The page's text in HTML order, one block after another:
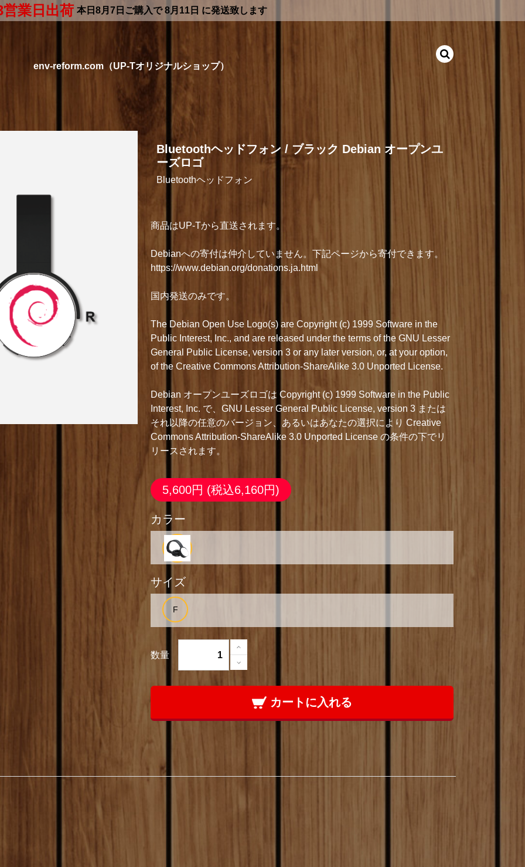
営業日出荷 本日 8月7日 ご購入で8月11日 に発送致します
env-reform.com（UP-Tオリジナルショップ）
Bluetoothヘッドフォン / ブラック Debian オープンユ
ーズロゴ
Bluetoothヘッドフォン
商品はUP-Tから直送されます。
Debianへの寄付は仲介していません。下記ページから寄付できます。
https://www.debian.org/donations.ja.html
国内発送のみです。
The Debian Open Use Logo(s) are Copyright (c) 1999 Software in the
Public Interest, Inc., and are released under the terms of the GNU Lesser
General Public License, version 3 or any later version, or, at your option,
of the Creative Commons Attribution-ShareAlike 3.0 Unported License.
Debian オープンユーズロゴは Copyright (c) 1999 Software in the Public
Interest, Inc. で、GNU Lesser General Public License, version 3 または
それ以降の任意のバージョン、あるいはあなたの選択により Creative
Commons Attribution-ShareAlike 3.0 Unported License の条件の下でリ
リースされます。
5,600円 (税込6,160円)
カラー
サイズ
数量
カートに入れる